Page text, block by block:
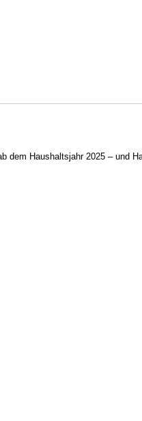
dem Haushaltsjahr 2025 – und